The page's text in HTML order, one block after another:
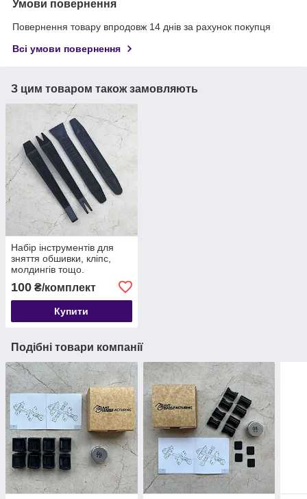
Умови повернення
Повернення товару впродовж 14 днів за рахунок покупця
Всі умови повернення
З цим товаром також замовляють
Набір інструментів для
зняття обшивки, кліпс,
молдингів тощо.
автомобіля з антиковзною
поверхнею, 4 шт
100 ₴/комплект
Купити
Подібні товари компанії